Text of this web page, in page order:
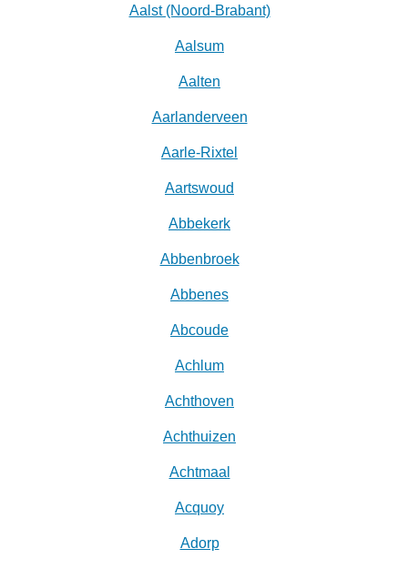
Aalst (Noord-Brabant)
Aalsum
Aalten
Aarlanderveen
Aarle-Rixtel
Aartswoud
Abbekerk
Abbenbroek
Abbenes
Abcoude
Achlum
Achthoven
Achthuizen
Achtmaal
Acquoy
Adorp